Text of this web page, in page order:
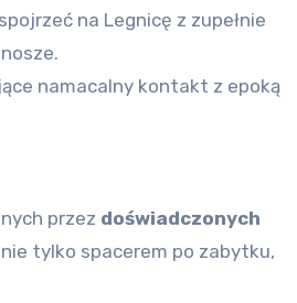
na Legnicę z zupełnie
namacalny kontakt z epoką
przez doświadczonych
tylko spacerem po zabytku,